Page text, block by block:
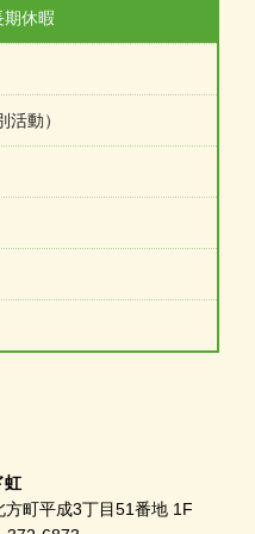
期休暇
動）
虹
町平成3丁目51番地 1F